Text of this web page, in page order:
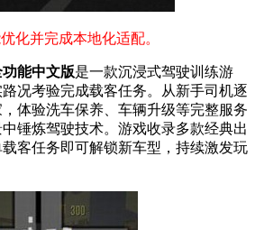
化并完成本地化适配。
能中文版是一款沉浸式驾驶训练游
况考验完成载客任务。从新手司机逐
体验洗车保养、车辆升级等完整服务
锤炼驾驶技术。游戏收录多款经典出
客任务即可解锁新车型，持续激发玩